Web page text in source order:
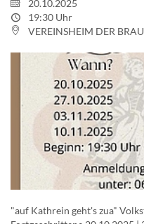
20.10.2025
19:30 Uhr
VEREINSHEIM DER
"auf Kathrein geht's zua"